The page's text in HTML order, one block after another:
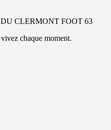
CLERMONT FOOT 63
chaque moment.